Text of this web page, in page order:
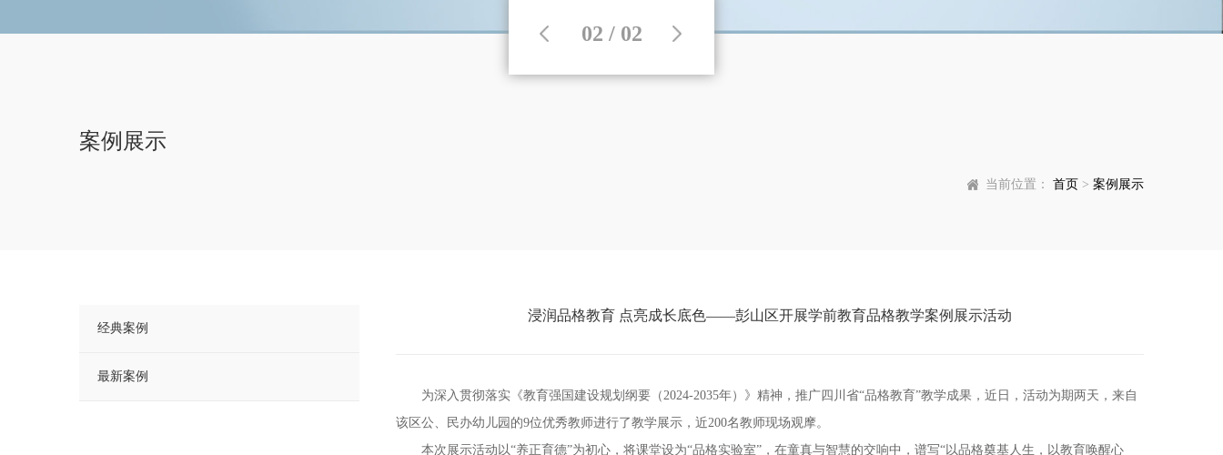
02 / 02
案例展示
当前位置： 首页 > 案例展示
经典案例
最新案例
浸润品格教育 点亮成长底色——彭山区开展学前教育品格教学案例展示活动
为深入贯彻落实《教育强国建设规划纲要（2024-2035年）》精神，推广四川省“品格教育”教学成果，近日，活动为期两天，来自
该区公、民办幼儿园的9位优秀教师进行了教学展示，近200名教师现场观摩。
本次展示活动以“养正育德”为初心，将课堂设为“品格实验室”，在童真与智慧的交响中，谱写“以品格奠基人生，以教育唤醒心